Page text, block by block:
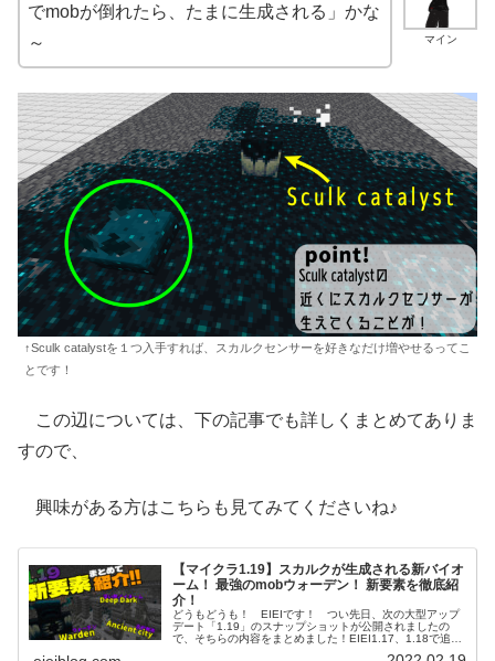
マイン
でmobが倒れたら、たまに生成される」かな
～
↑Sculk catalystを１つ入手すれば、スカルクセンサーを好きなだけ増やせるってこ
とです！
この辺については、下の記事でも詳しくまとめてありま
すので、
興味がある方はこちらも見てみてくださいね♪
【マイクラ1.19】スカルクが生成される新バイオ
ーム！ 最強のmobウォーデン！ 新要素を徹底紹
介！
どうもどうも！ EIEIです！ つい先日、次の大型アップ
デート「1.19」のスナップショットが公開されましたの
で、そちらの内容をまとめました！EIEI1.17、1.18で追加